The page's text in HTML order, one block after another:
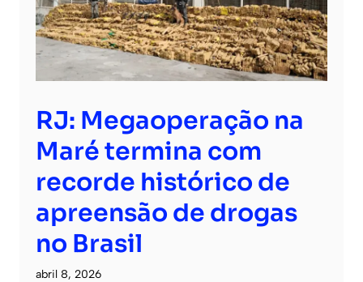
RJ: Megaoperação na
Maré termina com
recorde histórico de
apreensão de drogas
no Brasil
abril 8, 2026